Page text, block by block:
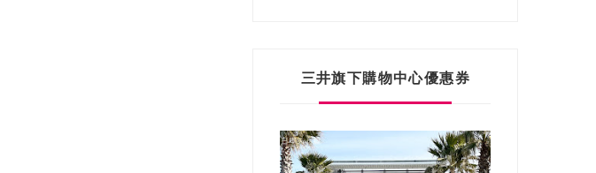
三井旗下購物中心優惠券